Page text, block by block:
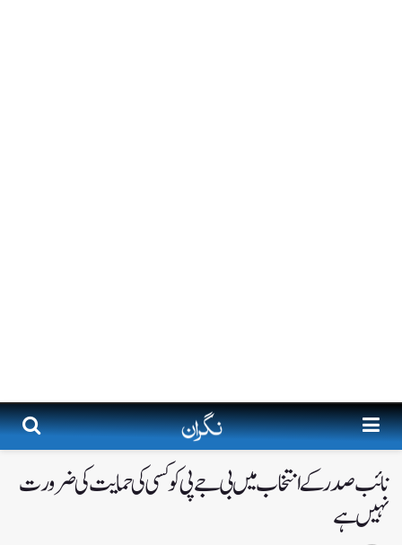
نائب صدر کے انتخاب میں بی جے پی کو کسی کی حمایت کی ضرورت
نہیں ہے